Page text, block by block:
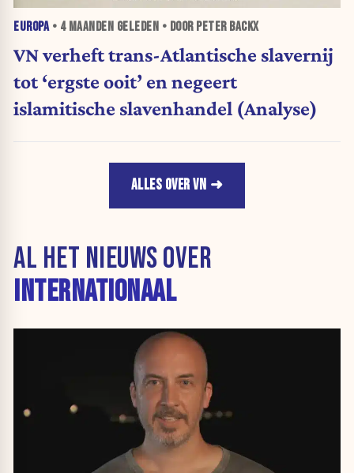
EUROPA• 4 MAANDEN GELEDEN • DOOR PETER BACKX
VN verheft trans-Atlantische slavernij
tot ‘ergste ooit’ en negeert
islamitische slavenhandel (Analyse)
ALLES OVER VN
AL HET NIEUWS OVER
INTERNATIONAAL